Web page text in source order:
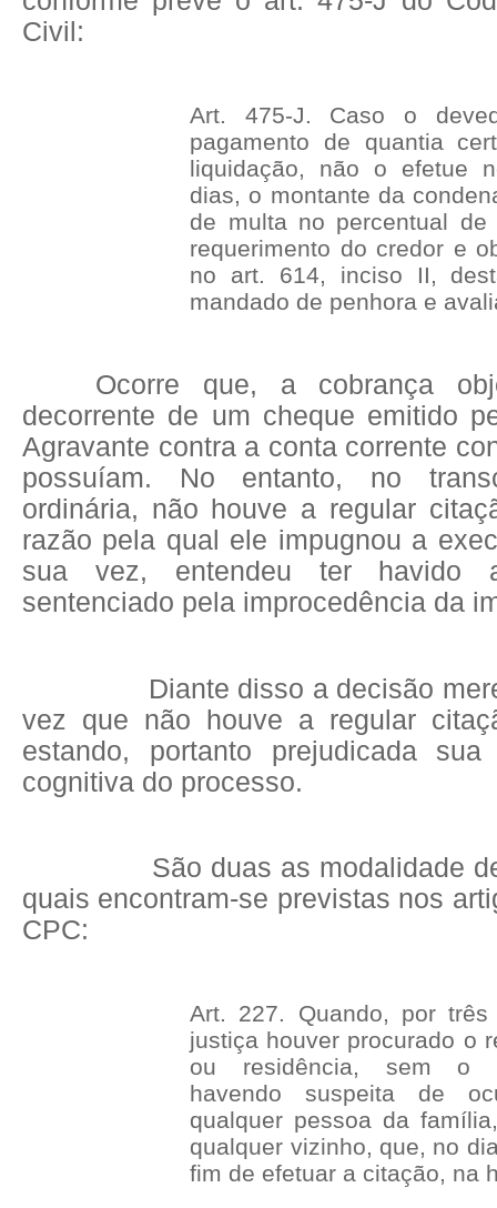
Civil:
Art. 475-J. Caso o
pagamento de quantia
liquidação, não o efetue
dias, o montante da
de multa no percentual
requerimento do credor e
no art. 614, inciso II,
mandado de penhora e
Ocorre que, a cobrança
decorrente de um cheque emitido
Agravante contra a conta corrente
possuíam. No entanto, no
ordinária, não houve a regular
razão pela qual ele impugnou a
sua vez, entendeu ter havido
sentenciado pela improcedência da
Diante disso a decisão
vez que não houve a regular
estando, portanto prejudicada
cognitiva do processo.
São duas as modalidade
quais encontram-se previstas nos
CPC:
Art. 227. Quando, por
justiça houver procurado o
ou residência, sem o
havendo suspeita de
qualquer pessoa da
qualquer vizinho, que, no
fim de efetuar a citação, na